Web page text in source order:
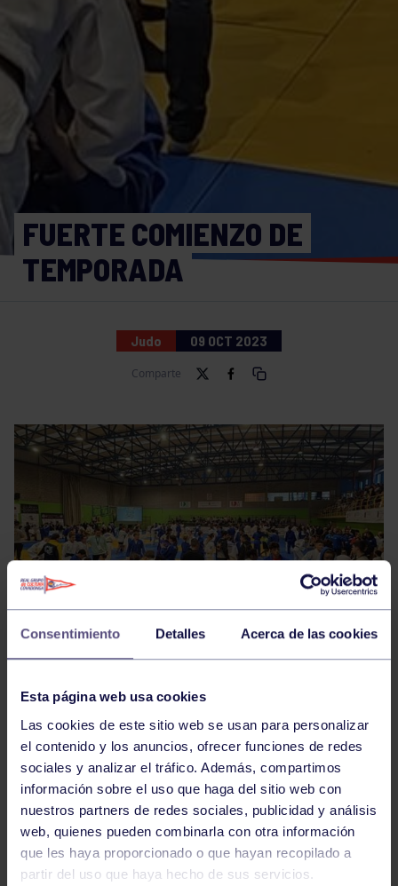
Consentimiento Detalles Acerca de las cookies
Esta página web usa cookies
Las cookies de este sitio web se usan para personalizar
el contenido y los anuncios, ofrecer funciones de redes
sociales y analizar el tráfico. Además, compartimos
información sobre el uso que haga del sitio web con
nuestros partners de redes sociales, publicidad y análisis
web, quienes pueden combinarla con otra información
que les haya proporcionado o que hayan recopilado a
partir del uso que haya hecho de sus servicios.
FUERTE COMIENZO DE
TEMPORADA
Judo 09 OCT 2023
Comparte
Durante el pasado fin de semana, se celebró en
campeonato muy fuerte, para empezar la temporada.
El equipo grupista, acudía a dicha cita con 2 judocas
infantiles y 5 cadetes.
Durante una jornada maratoniana, el sábado, tuvo
lugar la competición Cadete, muchísimo nivel con
judocas portugueses, franceses, italianos, noruegos…
y con más de 100 participantes en algunos pesos.